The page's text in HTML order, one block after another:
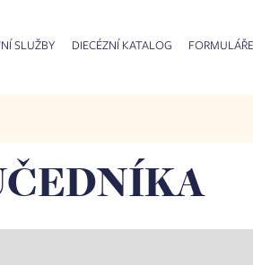
SLUŽBY DIECÉZNÍ KATALOG